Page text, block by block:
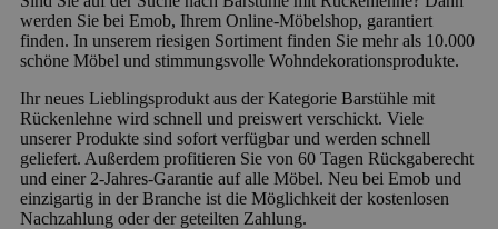
werden Sie bei Emob, Ihrem Online-Möbelshop, garantiert
finden. In unserem riesigen Sortiment finden Sie mehr als 10.000
schöne Möbel und stimmungsvolle Wohndekorationsprodukte.
Ihr neues Lieblingsprodukt aus der Kategorie Barstühle mit
Rückenlehne wird schnell und preiswert verschickt. Viele
unserer Produkte sind sofort verfügbar und werden schnell
geliefert. Außerdem profitieren Sie von 60 Tagen Rückgaberecht
und einer 2-Jahres-Garantie auf alle Möbel. Neu bei Emob und
einzigartig in der Branche ist die Möglichkeit der kostenlosen
Nachzahlung oder der geteilten Zahlung.